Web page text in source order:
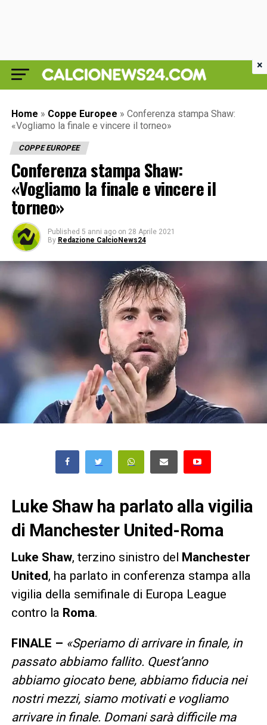
Home » Coppe Europee » Conferenza stampa Shaw:
«Vogliamo la finale e vincere il torneo»
COPPE EUROPEE
Conferenza stampa Shaw:
«Vogliamo la finale e vincere il
torneo»
Published 5 anni ago on 28 Aprile 2021
By Redazione CalcioNews24
Luke Shaw ha parlato alla vigilia
di Manchester United-Roma
Luke Shaw, terzino sinistro del Manchester
United, ha parlato in conferenza stampa alla
vigilia della semifinale di Europa League
contro la Roma.
FINALE – «Speriamo di arrivare in finale, in
passato abbiamo fallito. Quest’anno
abbiamo giocato bene, abbiamo fiducia nei
nostri mezzi, siamo motivati e vogliamo
arrivare in finale. Domani sarà difficile ma
×